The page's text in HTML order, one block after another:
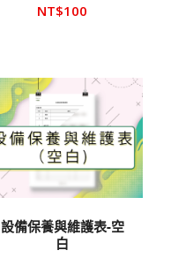
NT$100
設備保養與維護表-空
白